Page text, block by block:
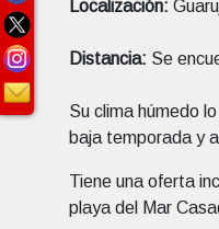
Localización:
Distancia: Se
Su clima húmedo
baja temporada y
Tiene una oferta
playa del Mar